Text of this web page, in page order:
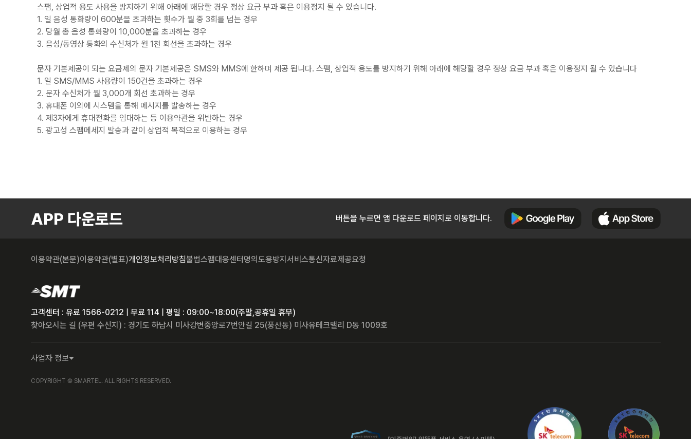
스팸, 상업적 용도 사용을 방지하기 위해 아래에 해당할 경우 정상 요금 부과 혹은 이용정지 될 수 있습니다.
1. 일 음성 통화량이 600분을 초과하는 횟수가 월 중 3회를 넘는 경우
2. 당월 총 음성 통화량이 10,000분을 초과하는 경우
3. 음성/동영상 통화의 수신처가 월 1천 회선을 초과하는 경우
문자 기본제공이 되는 요금제의 문자 기본제공은 SMS와 MMS에 한하며 제공 됩니다. 스팸, 상업적 용도를 방지하기 위해 아래에 해당할 경우 정상 요금 부과 혹은 이용정지 될 수 있습니다
1. 일 SMS/MMS 사용량이 150건을 초과하는 경우
2. 문자 수신처가 월 3,000개 회선 초과하는 경우
3. 휴대폰 이외에 시스템을 통해 메시지를 발송하는 경우
4. 제3자에게 휴대전화를 임대하는 등 이용약관을 위반하는 경우
5. 광고성 스팸메세지 발송과 같이 상업적 목적으로 이용하는 경우
APP 다운로드 버튼을 누르면 앱 다운로드 페이지로 이동합니다.
이용약관(본문)이용약관(별표)개인정보처리방침불법스팸대응센터명의도용방지서비스통신자료제공요청
고객센터 : 유료 1566-0212 | 무료 114 | 평일 : 09:00~18:00(주말,공휴일 휴무)
찾아오시는 길 (우편 수신지) : 경기도 하남시 미사강변중앙로7번안길 25(풍산동) 미사유테크밸리 D동 1009호
사업자 정보
COPYRIGHT © SMARTEL. ALL RIGHTS RESERVED.